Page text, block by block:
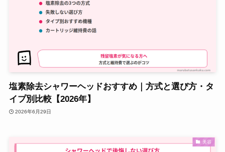
塩素除去シャワーヘッドおすすめ｜方式と選び方・タ
イプ別比較【2026年】
2026年6月29日
美容